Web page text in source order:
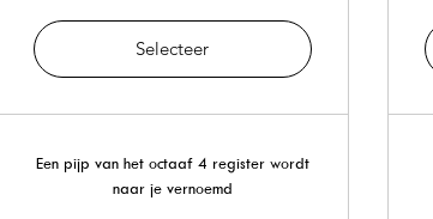
Selecteer
Een pijp van het octaaf 4 register wordt
naar je vernoemd